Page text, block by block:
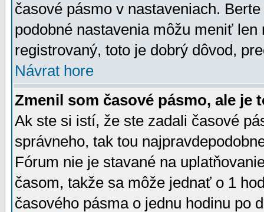
časové pásmo v nastaveniach.
podobné nastavenia môžu meniť
registrovaný, toto je dobrý dôvod,
Návrat hore
Zmenil som časové pásmo, ale je
Ak ste si istí, že ste zadali časové
správneho, tak tou
Fórum nie je stavané na
časom, takže sa môže jednať o 1
časového pásma o jednu hodinu po